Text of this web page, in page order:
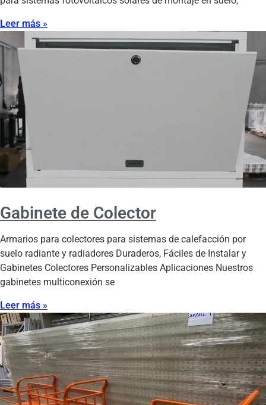
Leer más »
Gabinete de Colector
Armarios para colectores para sistemas de calefacción por
suelo radiante y radiadores Duraderos, Fáciles de Instalar y
Gabinetes Colectores Personalizables Aplicaciones Nuestros
gabinetes multiconexión se
Leer más »